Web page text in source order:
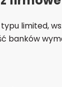
typu limited,
banków